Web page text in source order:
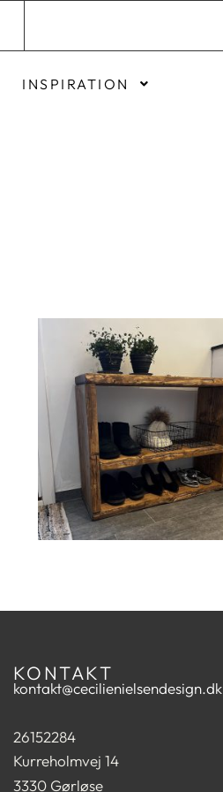
INSPIRATION
KONTAKT
kontakt@cecilienielsendesign.dk
26152284
Kurreholmvej 14
3330 Gørløse